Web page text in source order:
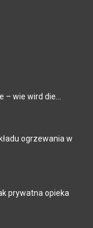
wie wird die...
ogrzewania w
prywatna opieka